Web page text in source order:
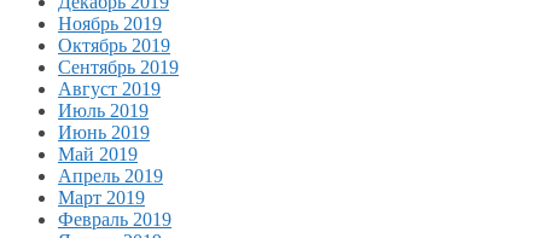
Ноябрь 2019
Октябрь 2019
Сентябрь 2019
Август 2019
Июль 2019
Июнь 2019
Май 2019
Апрель 2019
Март 2019
Февраль 2019